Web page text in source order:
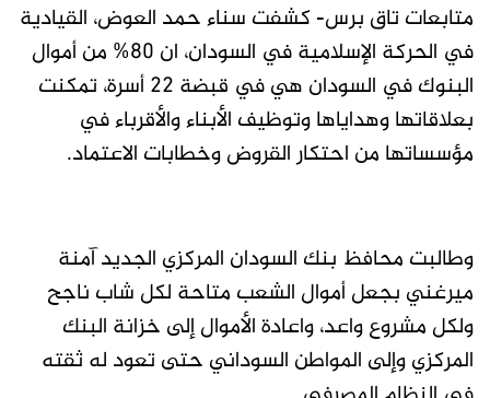
متابعات تاق برس- كشفت سناء حمد العوض، القيادية
في الحركة الإسلامية في السودان، ان 80% من أموال
البنوك في السودان هي في قبضة 22 أسرة، تمكنت
بعلاقاتها وهداياها وتوظيف الأبناء والأقرباء في
مؤسساتها من احتكار القروض وخطابات الاعتماد.
وطالبت محافظ بنك السودان المركزي الجديد آمنة
ميرغني بجعل أموال الشعب متاحة لكل شاب ناجح
ولكل مشروع واعد، واعادة الأموال إلى خزانة البنك
المركزي وإلى المواطن السوداني حتى تعود له ثقته